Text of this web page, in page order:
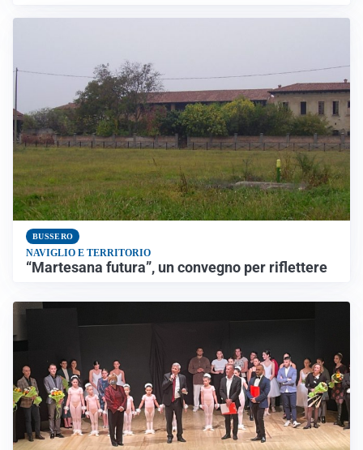
BUSSERO
NAVIGLIO E TERRITORIO
“Martesana futura”, un convegno per riflettere